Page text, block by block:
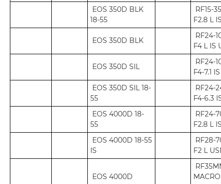
EOS 350D BLK
18-55
RF15-
F2.8 L
EOS 350D BLK
RF24-
F4 L IS
EOS 350D SIL
RF24-
F4-7.1
EOS 350D SIL 18-
55
RF24-
F4-6.3
EOS 4000D 18-
55
RF24-
F2.8 L
EOS 4000D 18-55
IS
RF28-
F2 L
EOS 4000D